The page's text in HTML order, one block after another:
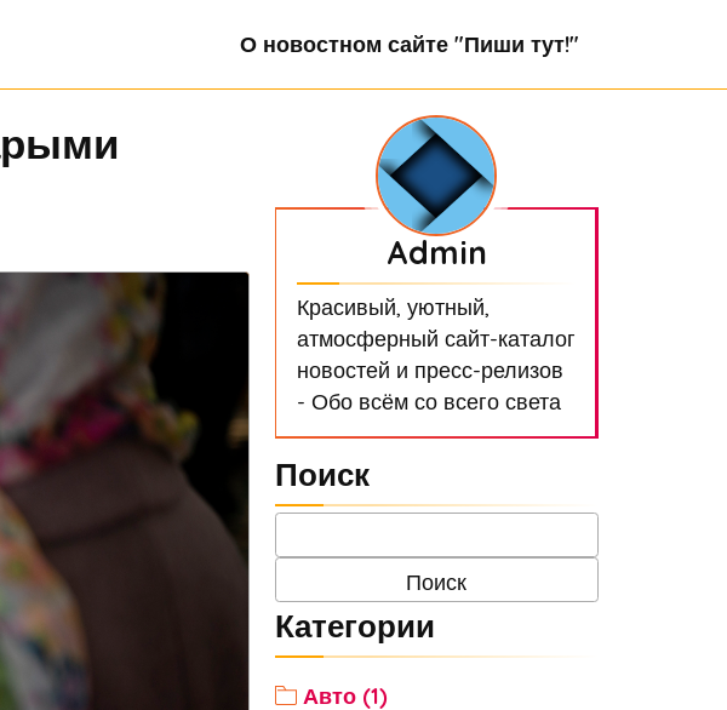
О новостном сайте "Пиши тут!"
Admin
Красивый, уютный,
атмосферный сайт-каталог
новостей и пресс-релизов
- Обо всём со всего света
Поиск
Категории
Авто (1)